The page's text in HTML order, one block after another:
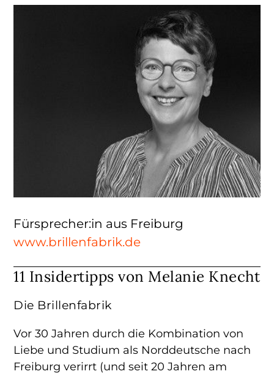
11 Insidertipps von Melanie Knecht
Die Brillenfabrik
Vor 30 Jahren durch die Kombination von
Liebe und Studium als Norddeutsche nach
Freiburg verirrt (und seit 20 Jahren am
Fürsprecher:in aus Freiburg
www.brillenfabrik.de